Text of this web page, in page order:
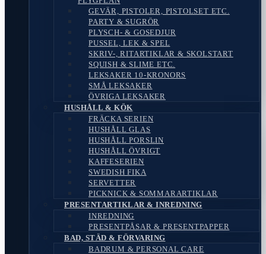
GEVÄR, PISTOLER, PISTOLSET ETC.
PARTY & SUGRÖR
PLYSCH- & GOSEDJUR
PUSSEL, LEK & SPEL
SKRIV-, RITARTIKLAR & SKOLSTART
SQUISH & SLIME ETC.
LEKSAKER 10-KRONORS
SMÅ LEKSAKER
ÖVRIGA LEKSAKER
HUSHÅLL & KÖK
FRÄCKA SERIEN
HUSHÅLL GLAS
HUSHÅLL PORSLIN
HUSHÅLL ÖVRIGT
KAFFESERIEN
SWEDISH FIKA
SERVETTER
PICKNICK & SOMMARARTIKLAR
PRESENTARTIKLAR & INREDNING
INREDNING
PRESENTPÅSAR & PRESENTPAPPER
BAD, STÄD & FÖRVARING
BADRUM & PERSONAL CARE